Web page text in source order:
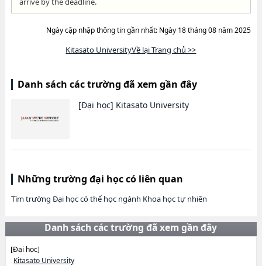
Ngày cập nhập thông tin gần nhất: Ngày 18 tháng 08 năm 2025
Kitasato UniversityVề lại Trang chủ >>
Danh sách các trường đã xem gần đây
[Đại học] Kitasato University
Những trường đại học có liên quan
Tìm trường Đại học có thể học ngành Khoa học tự nhiên
Danh sách các trường đã xem gần đây
[Đại học]
Kitasato University